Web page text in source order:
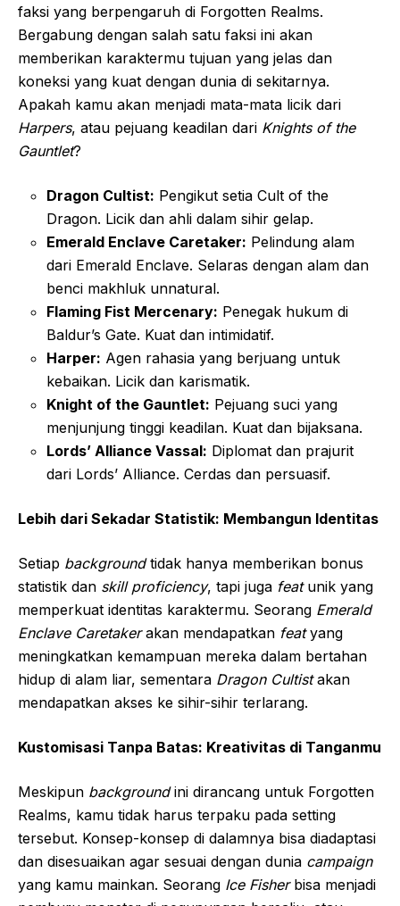
faksi yang berpengaruh di Forgotten Realms.
Bergabung dengan salah satu faksi ini akan
memberikan karaktermu tujuan yang jelas dan
koneksi yang kuat dengan dunia di sekitarnya.
Apakah kamu akan menjadi mata-mata licik dari
Harpers, atau pejuang keadilan dari Knights of the
Gauntlet?
Dragon Cultist: Pengikut setia Cult of the
Dragon. Licik dan ahli dalam sihir gelap.
Emerald Enclave Caretaker: Pelindung alam
dari Emerald Enclave. Selaras dengan alam dan
benci makhluk unnatural.
Flaming Fist Mercenary: Penegak hukum di
Baldur’s Gate. Kuat dan intimidatif.
Harper: Agen rahasia yang berjuang untuk
kebaikan. Licik dan karismatik.
Knight of the Gauntlet: Pejuang suci yang
menjunjung tinggi keadilan. Kuat dan bijaksana.
Lords’ Alliance Vassal: Diplomat dan prajurit
dari Lords’ Alliance. Cerdas dan persuasif.
Lebih dari Sekadar Statistik: Membangun Identitas
Setiap backgroundtidak hanya memberikan bonus
statistik dan skill proficiency, tapi juga featunik yang
memperkuat identitas karaktermu. Seorang Emerald
Enclave Caretakerakan mendapatkan featyang
meningkatkan kemampuan mereka dalam bertahan
hidup di alam liar, sementara Dragon Cultistakan
mendapatkan akses ke sihir-sihir terlarang.
Kustomisasi Tanpa Batas: Kreativitas di Tanganmu
Meskipun backgroundini dirancang untuk Forgotten
Realms, kamu tidak harus terpaku pada setting
tersebut. Konsep-konsep di dalamnya bisa diadaptasi
dan disesuaikan agar sesuai dengan dunia campaign
yang kamu mainkan. Seorang Ice Fisherbisa menjadi